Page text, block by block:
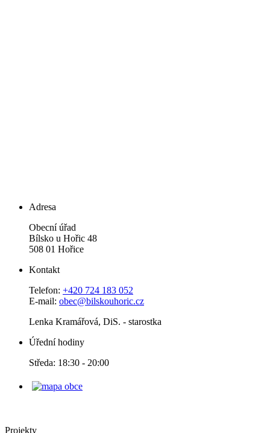
Adresa
Obecní úřad
Bílsko u Hořic 48
508 01 Hořice
Kontakt
Telefon: +420 724 183 052
E-mail: obec@bilskouhoric.cz
Lenka Kramářová, DiS. - starostka
Úřední hodiny
Středa: 18:30 - 20:00
Projekty